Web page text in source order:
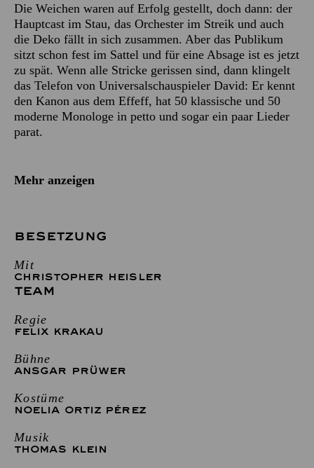
Die Weichen waren auf Erfolg gestellt, doch dann: der
Hauptcast im Stau, das Orchester im Streik und auch
die Deko fällt in sich zusammen. Aber das Publikum
sitzt schon fest im Sattel und für eine Absage ist es jetzt
zu spät. Wenn alle Stricke gerissen sind, dann klingelt
das Telefon von Universalschauspieler David: Er kennt
den Kanon aus dem Effeff, hat 50 klassische und 50
moderne Monologe in petto und sogar ein paar Lieder
parat.
Mehr anzeigen
BESETZUNG
Mit
CHRISTOPHER HEISLER
TEAM
Regie
FELIX KRAKAU
Bühne
ANSGAR PRÜWER
Kostüme
NOELIA ORTIZ PÉREZ
Musik
THOMAS KLEIN